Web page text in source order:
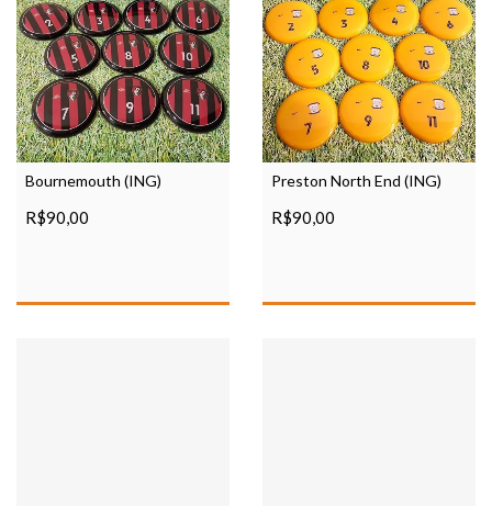
Bournemouth (ING)
R$90,00
Preston North End (ING)
R$90,00